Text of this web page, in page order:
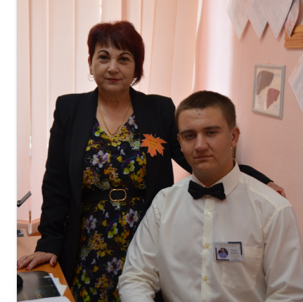
Secția
didactică
Secția
didactică
Nr.2
Secția
didactică
PRI
Secția